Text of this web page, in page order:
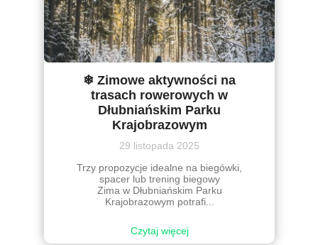
❄ Zimowe aktywności na
trasach rowerowych w
Dłubniańskim Parku
Krajobrazowym
29 listopada 2025
Trzy propozycje idealne na biegówki,
spacer lub trening biegowy
Zima w Dłubniańskim Parku
Krajobrazowym potrafi...
Czytaj więcej